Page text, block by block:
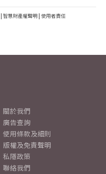
| 智慧財產權聲明 | 使用者責任
關於我們
廣告查詢
使用條款及細則
版權及免責聲明
私隱政策
聯絡我們